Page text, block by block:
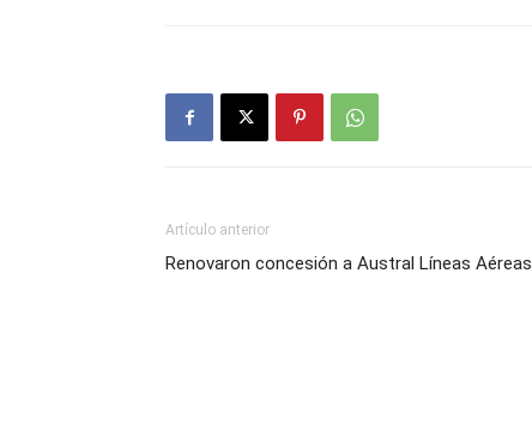
Artículo anterior
Renovaron concesión a Austral Líneas Aéreas